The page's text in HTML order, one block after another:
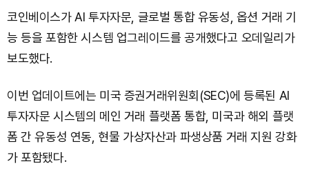
코인베이스가 AI 투자자문, 글로벌 통합 유동성, 옵션 거래 기
능 등을 포함한 시스템 업그레이드를 공개했다고 오데일리가
보도했다.
이번 업데이트에는 미국 증권거래위원회(SEC)에 등록된 AI
투자자문 시스템의 메인 거래 플랫폼 통합, 미국과 해외 플랫
폼 간 유동성 연동, 현물 가상자산과 파생상품 거래 지원 강화
가 포함됐다.